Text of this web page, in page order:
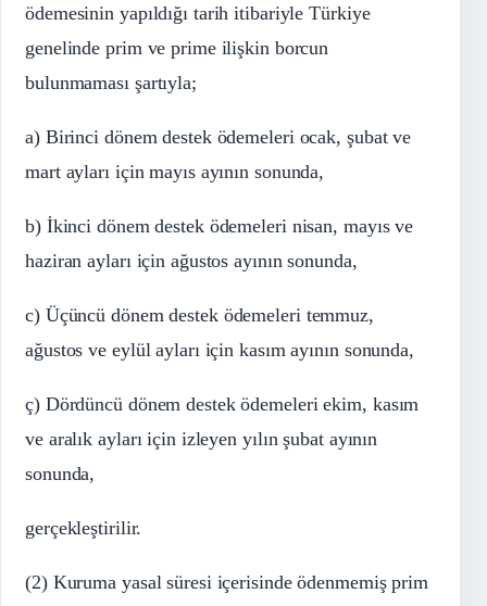
ödemesinin yapıldığı tarih itibariyle Türkiye
genelinde prim ve prime ilişkin borcun
bulunmaması şartıyla;
a) Birinci dönem destek ödemeleri ocak, şubat ve
mart ayları için mayıs ayının sonunda,
b) İkinci dönem destek ödemeleri nisan, mayıs ve
haziran ayları için ağustos ayının sonunda,
c) Üçüncü dönem destek ödemeleri temmuz,
ağustos ve eylül ayları için kasım ayının sonunda,
ç) Dördüncü dönem destek ödemeleri ekim, kasım
ve aralık ayları için izleyen yılın şubat ayının
sonunda,
gerçekleştirilir.
(2) Kuruma yasal süresi içerisinde ödenmemiş prim